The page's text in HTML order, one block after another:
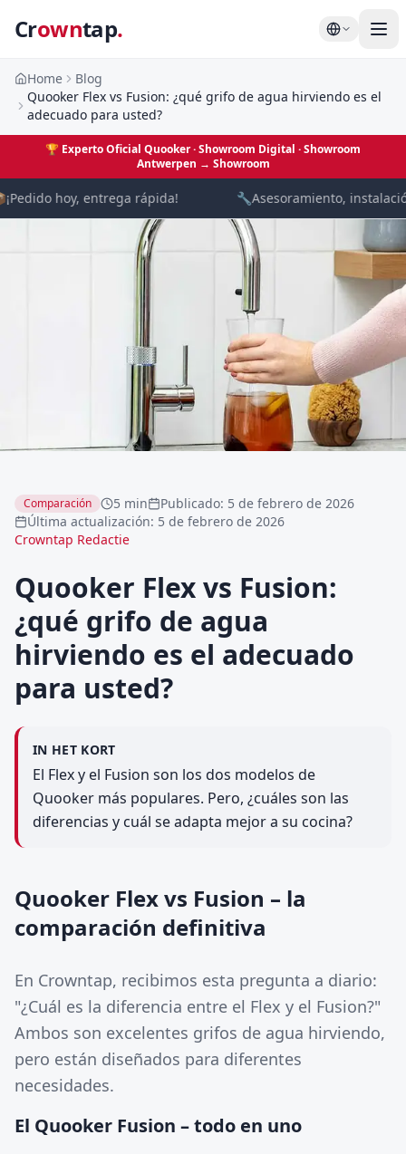
Crowntap.
Home
Blog
Quooker Flex vs Fusion: ¿qué grifo de agua hirviendo es el
adecuado para usted?
🏆 Experto Oficial Quooker · Showroom Digital · Showroom
Antwerpen → Showroom
¡Pedido hoy, entrega rápida! 🔧Asesoramiento,
Comparación 5 min Publicado: 5 de febrero de 2026
Última actualización: 5 de febrero de 2026
Crowntap Redactie
Quooker Flex vs Fusion:
¿qué grifo de agua
hirviendo es el adecuado
para usted?
IN HET KORT
El Flex y el Fusion son los dos modelos de
Quooker más populares. Pero, ¿cuáles son las
diferencias y cuál se adapta mejor a su cocina?
Quooker Flex vs Fusion – la
comparación definitiva
En Crowntap, recibimos esta pregunta a diario:
"¿Cuál es la diferencia entre el Flex y el Fusion?"
Ambos son excelentes grifos de agua hirviendo,
pero están diseñados para diferentes
necesidades.
El Quooker Fusion – todo en uno